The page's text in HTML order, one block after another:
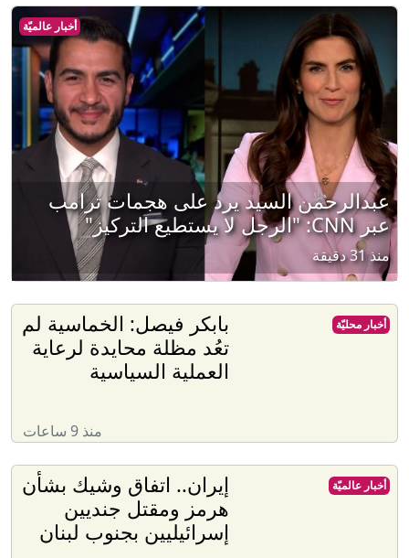
أخبار عالميّة
عبدالرحمن السيد يرد على هجمات ترامب
عبر CNN: "الرجل لا يستطيع التركيز"
منذ 31 دقيقة
بابكر فيصل: الخماسية لم
تعُد مظلة محايدة لرعاية
العملية السياسية
منذ 9 ساعات
أخبار محليّة
إيران.. اتفاق وشيك بشأن
هرمز ومقتل جنديين
إسرائيليين بجنوب لبنان
أخبار عالميّة